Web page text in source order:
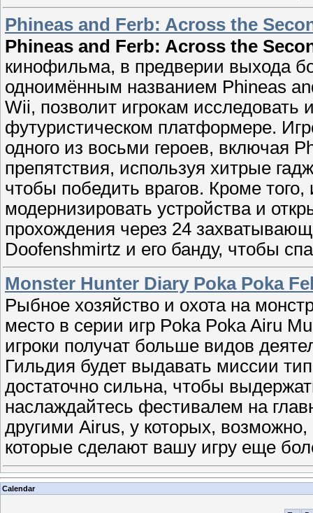
Phineas and Ferb: Across the
Phineas and Ferb: Across the
кинофильма, в предверии выхода
одноимённым названием Phineas
Wii, позволит игрокам
футуристическом платформере.
одного из восьми героев, включая
препятствия, используя хитрые
чтобы победить врагов. Кроме
модернизировать устройства и
прохождения через 24
Doofenshmirtz и его банду, чтобы
Monster Hunter Diary Poka Poka
Рыбное хозяйство и охота на
место в серии игр Poka Poka Airu
игроки получат больше видов
Гильдия будет выдавать миссии
достаточно сильна, чтобы
наслаждайтесь фестивалем на
другими Airus, у которых,
которые сделают вашу игру еще
Calendar